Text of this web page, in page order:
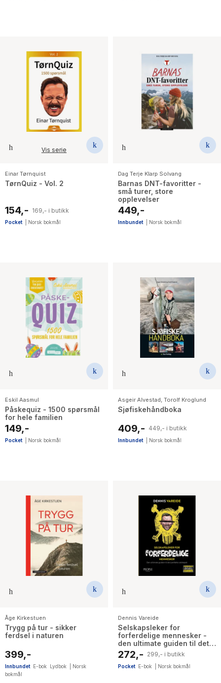
Vis serie
Einar Tørnquist
TørnQuiz - Vol. 2
154,- 169,- i butikk
Pocket Norsk bokmål
Dag Terje Klarp Solvang
Barnas DNT-favoritter -
små turer, store
opplevelser
449,-
Innbundet Norsk bokmål
Eskil Aasmul
Påskequiz - 1500 spørsmål
for hele familien
149,-
Pocket Norsk bokmål
Asgeir Alvestad, Torolf Kroglund
Sjøfiskehåndboka
409,- 449,- i butikk
Innbundet Norsk bokmål
Åge Kirkestuen
Trygg på tur - sikker
ferdsel i naturen
399,-
Innbundet E-bok Lydbok
Norsk
bokmål
Dennis Vareide
Selskapsleker for
forferdelige mennesker -
den ultimate guiden til det
perfekte selskapet
272,- 299,- i butikk
Pocket E-bok Norsk bokmål